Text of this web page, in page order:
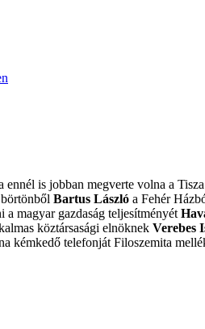
ennél is jobban megverte volna a
Bartus László a Fehér
a magyar gazdaság teljesítményét
köztársasági elnöknek Verebes
kémkedő telefonját Filoszemita